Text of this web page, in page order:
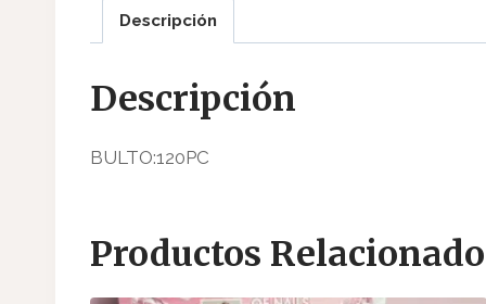
Descripción
Descripción
BULTO:120PC
Productos